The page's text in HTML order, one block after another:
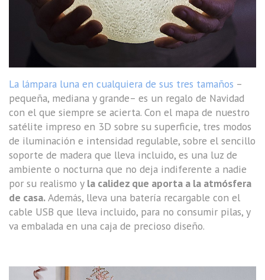
La lámpara luna en cualquiera de sus tres tamaños –
pequeña, mediana y grande– es un regalo de Navidad
con el que siempre se acierta. Con el mapa de nuestro
satélite impreso en 3D sobre su superficie, tres modos
de iluminación e intensidad regulable, sobre el sencillo
soporte de madera que lleva incluido, es una luz de
ambiente o nocturna que no deja indiferente a nadie
por su realismo y la calidez que aporta a la atmósfera
de casa.Además, lleva una batería recargable con el
cable USB que lleva incluido, para no consumir pilas, y
va embalada en una caja de precioso diseño.